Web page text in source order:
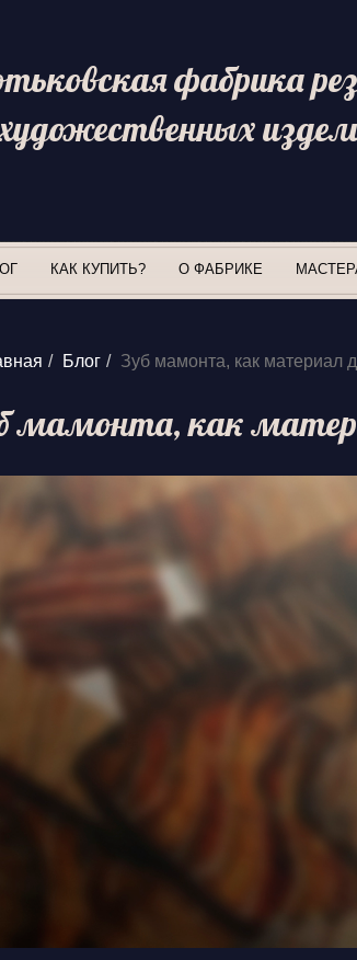
фабрика
художественных
КАК КУПИТЬ? О ФАБРИКЕ
Блог Зуб мамонта, как материал
мамонта, как